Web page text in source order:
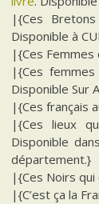
|{Ces
Disponible à
|{Ces Femmes
|{Ces
Disponible Sur
|{Ces français
|{Ces lieux
Disponible
département.}
|{Ces Noirs qui
|{C’est ça la